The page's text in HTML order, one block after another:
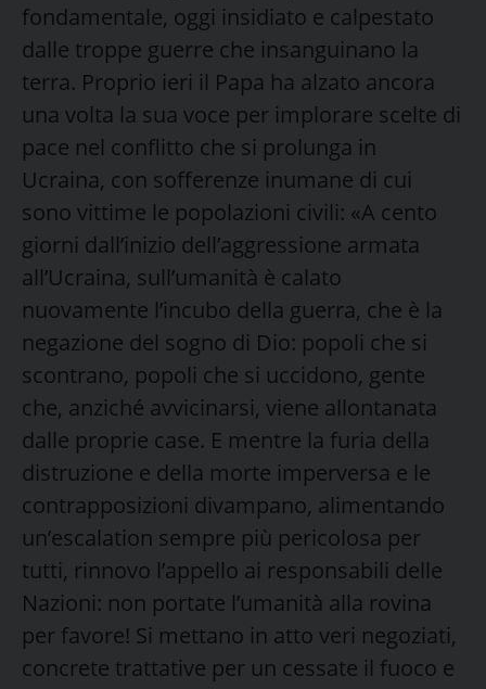
fondamentale, oggi insidiato e calpestato
dalle troppe guerre che insanguinano la
terra. Proprio ieri il Papa ha alzato ancora
una volta la sua voce per implorare scelte di
pace nel conflitto che si prolunga in
Ucraina, con sofferenze inumane di cui
sono vittime le popolazioni civili: «A cento
giorni dall’inizio dell’aggressione armata
all’Ucraina, sull’umanità è calato
nuovamente l’incubo della guerra, che è la
negazione del sogno di Dio: popoli che si
scontrano, popoli che si uccidono, gente
che, anziché avvicinarsi, viene allontanata
dalle proprie case. E mentre la furia della
distruzione e della morte imperversa e le
contrapposizioni divampano, alimentando
un’escalation sempre più pericolosa per
tutti, rinnovo l’appello ai responsabili delle
Nazioni: non portate l’umanità alla rovina
per favore! Si mettano in atto veri negoziati,
concrete trattative per un cessate il fuoco e